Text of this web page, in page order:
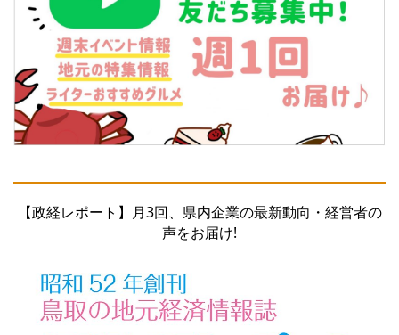
【政経レポート】月3回、県内企業の最新動向・経営者の
声をお届け!